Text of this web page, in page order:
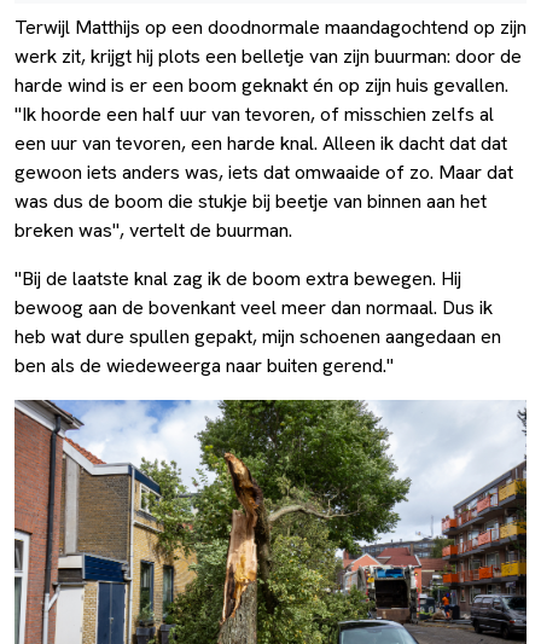
Terwijl Matthijs op een doodnormale maandagochtend op zijn
werk zit, krijgt hij plots een belletje van zijn buurman: door de
harde wind is er een boom geknakt én op zijn huis gevallen.
"Ik hoorde een half uur van tevoren, of misschien zelfs al
een uur van tevoren, een harde knal. Alleen ik dacht dat dat
gewoon iets anders was, iets dat omwaaide of zo. Maar dat
was dus de boom die stukje bij beetje van binnen aan het
breken was", vertelt de buurman.
"Bij de laatste knal zag ik de boom extra bewegen. Hij
bewoog aan de bovenkant veel meer dan normaal. Dus ik
heb wat dure spullen gepakt, mijn schoenen aangedaan en
ben als de wiedeweerga naar buiten gerend."